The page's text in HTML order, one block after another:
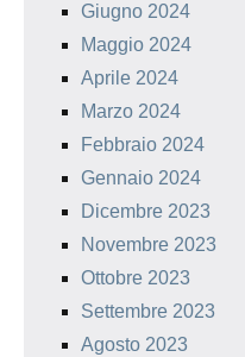
Giugno 2024
Maggio 2024
Aprile 2024
Marzo 2024
Febbraio 2024
Gennaio 2024
Dicembre 2023
Novembre 2023
Ottobre 2023
Settembre 2023
Agosto 2023